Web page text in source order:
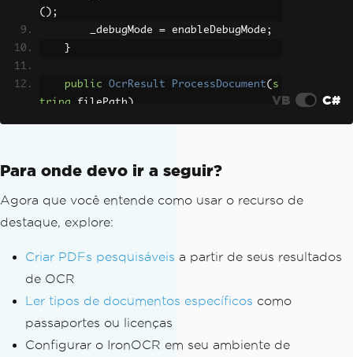
();
        _debugMode
= enableDebugMode ;
}
public OcrResult ProcessDocument( s
tring filePath )
        input
. LoadPdf(filePath
        input
f in debug mode
if
( _debugMode
VB C#
Para onde devo ir a seguir?
Agora que você entende como usar o recurso de
destaque, explore:
Criar PDFs pesquisáveis a partir de seus resultados
de OCR
Ler tipos de documentos específicos como
passaportes ou licenças
Configurar o IronOCR em seu ambiente de